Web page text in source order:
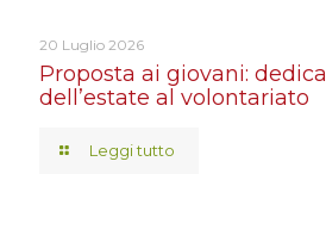
20 Luglio 2026
Proposta ai giovani:
dell’estate al volontariato
Leggi tutto